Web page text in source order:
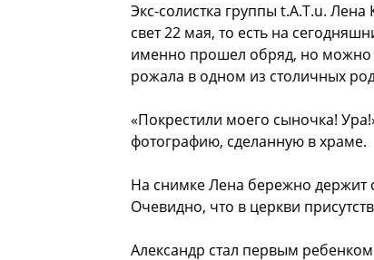
Экс-солистка группы t.A.T.u.
свет 22 мая, то есть на
именно прошел обряд, но можно
рожала в одном из столичных
«Покрестили моего сыночка!
фотографию, сделанную в храме.
На снимке Лена бережно держит
Очевидно, что в церкви
Александр стал первым